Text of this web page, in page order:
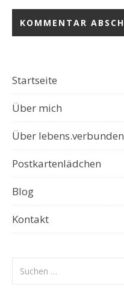
Startseite
Über mich
Über lebens.verbunden
Postkartenlädchen
Blog
Kontakt